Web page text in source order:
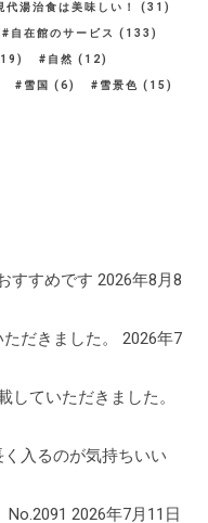
代湯治食は美味しい！ (31)
自在館のサービス (133)
自然 (12)
雪国 (6) 雪景色 (15)
すすめです 2026年8月8
だきました。
2026年7
していただきました。
く入るのが気持ちいい
2026年7月11日